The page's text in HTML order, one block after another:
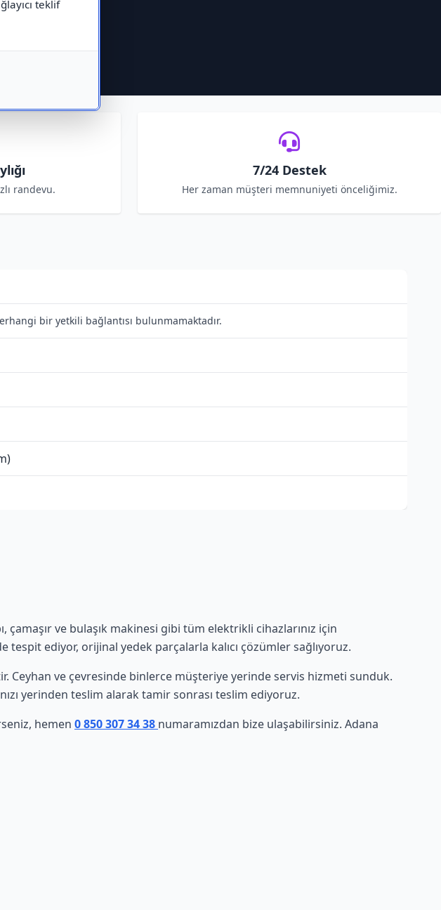
teklif
randevu.
7/24 Destek
Her zaman müşteri memnuniyeti önceliğimiz.
bir yetkili bağlantısı bulunmamaktadır.
ve bulaşık makinesi gibi tüm elektrikli cihazlarınız için
ediyor, orijinal yedek parçalarla kalıcı çözümler sağlıyoruz.
ve çevresinde binlerce müşteriye yerinde servis hizmeti sunduk.
yerinden teslim alarak tamir sonrası teslim ediyoruz.
hemen 0 850 307 34 38 numaramızdan bize ulaşabilirsiniz. Adana